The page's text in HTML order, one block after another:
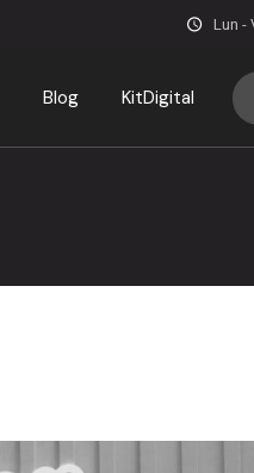
Lun -
Blog KitDigital